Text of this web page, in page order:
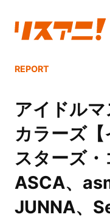
REPORT
アイドル
カラーズ
スターズ・
ASCA、
JUNNA、